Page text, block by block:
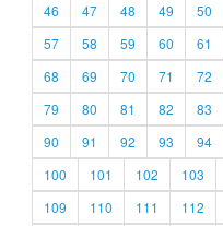
46
47 48 49 50
57
58 59 60 61
68
69 70 71 72
79
80 81 82 83
90
91 92 93 94
100
101 102 103
109
110 111 112